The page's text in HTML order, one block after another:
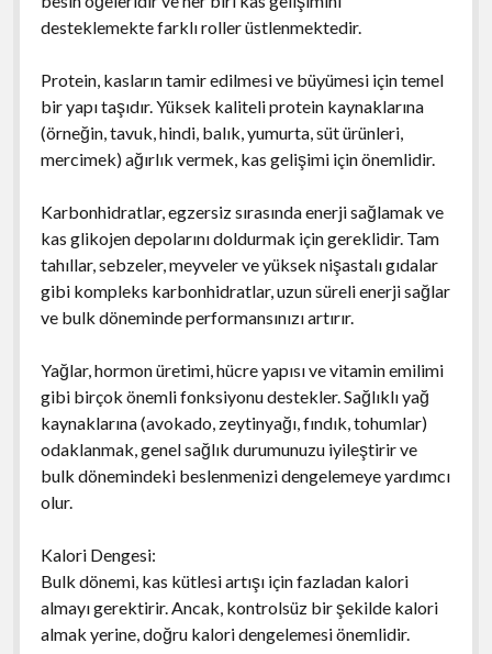
desteklemekte farklı roller üstlenmektedir.
Protein, kasların tamir edilmesi ve büyümesi için temel
bir yapı taşıdır. Yüksek kaliteli protein kaynaklarına
(örneğin, tavuk, hindi, balık, yumurta, süt ürünleri,
mercimek) ağırlık vermek, kas gelişimi için önemlidir.
Karbonhidratlar, egzersiz sırasında enerji sağlamak ve
kas glikojen depolarını doldurmak için gereklidir. Tam
tahıllar, sebzeler, meyveler ve yüksek nişastalı gıdalar
gibi kompleks karbonhidratlar, uzun süreli enerji sağlar
ve bulk döneminde performansınızı artırır.
Yağlar, hormon üretimi, hücre yapısı ve vitamin emilimi
gibi birçok önemli fonksiyonu destekler. Sağlıklı yağ
kaynaklarına (avokado, zeytinyağı, fındık, tohumlar)
odaklanmak, genel sağlık durumunuzu iyileştirir ve
bulk dönemindeki beslenmenizi dengelemeye yardımcı
olur.
Kalori Dengesi:
Bulk dönemi, kas kütlesi artışı için fazladan kalori
almayı gerektirir. Ancak, kontrolsüz bir şekilde kalori
almak yerine, doğru kalori dengelemesi önemlidir.